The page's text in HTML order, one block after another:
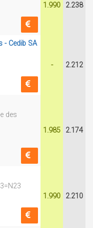
1.990 2.238
- Cedib SA
- 2.212
des
1.985 2.174
1.990 2.210